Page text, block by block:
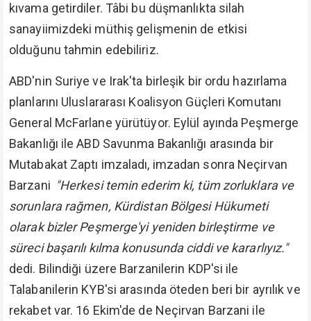
kıvama getirdiler. Tâbi bu düşmanlıkta silah
sanayiimizdeki müthiş gelişmenin de etkisi
olduğunu tahmin edebiliriz.
ABD'nin Suriye ve Irak'ta birleşik bir ordu hazırlama
planlarını Uluslararası Koalisyon Güçleri Komutanı
General McFarlane yürütüyor. Eylül ayında Peşmerge
Bakanlığı ile ABD Savunma Bakanlığı arasında bir
Mutabakat Zaptı imzaladı, imzadan sonra Neçirvan
Barzani "Herkesi temin ederim ki, tüm zorluklara ve
sorunlara rağmen, Kürdistan Bölgesi Hükumeti
olarak bizler Peşmerge'yi yeniden birleştirme ve
süreci başarılı kılma konusunda ciddi ve kararlıyız."
dedi. Bilindiği üzere Barzanilerin KDP'si ile
Talabanilerin KYB'si arasında öteden beri bir ayrılık ve
rekabet var. 16 Ekim'de de Neçirvan Barzani ile